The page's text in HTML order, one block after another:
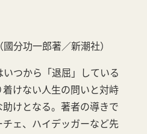
分功一郎著／新潮社）
いつから「退屈」している
けない人生の問いと対峙
けとなる。著者の導きで
ェ、ハイデッガーなど先